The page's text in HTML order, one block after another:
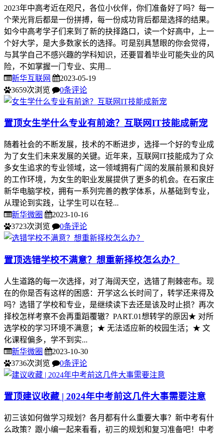
2023年中高考近在咫尺，各位小伙伴，你们准备好了吗？每一
个荣光背后都是一份拼搏，每一份成功背后都是选择的结果。
如今中高考学子们来到了新的抉择路口，读一个好高中，上一
个好大学，是大多数家长的选择。可是别具慧眼的你会觉得，
与其学自己不感兴趣的学科知识，还要冒着毕业可能失业的风
险，不如掌握一门专业、实用...
新华互联网
2023-05-19
3659次浏览
0条评论
置顶女生学什么专业有前途？互联网IT技能成新宠
随着社会的不断发展，技术的不断进步，选择一个好的专业成
为了女生们未来发展的关键。近年来，互联网IT技能成为了众
多女生追求的专业领域，这一领域拥有广阔的发展前景和良好
的工作环境，为女生的职业发展提供了更多的机会。在石家庄
新华电脑学校，拥有一系列完善的教学体系，从基础到专业，
从理论到实践，让学生可以在轻...
新华微圈
2023-10-16
3723次浏览
0条评论
置顶选错学校不满意？想重新择校怎么办？
人生道路的每一次选择，对了海阔天空，选错了荆棘密布。现
在的你是否有这样的困惑：开学这么长时间了，转学还来得及
吗？选错了学校和专业，是继续读下去还是该及时止损？再次
择校怎样考察不会再重蹈覆辙？PART.01想转学的原因★ 对所
选学校的学习环境不满意；★ 无法适应新的校园生活；★ 文
化课程偏多，学不到实...
新华微圈
2023-10-30
3736次浏览
0条评论
置顶建议收藏 | 2024年中考前这几件大事需要注意
初三该如何做学习规划？各月都有什么重要大事？新中考有什
么政策？跟小编一起来看看，初三的规划和复习准备吧！中考